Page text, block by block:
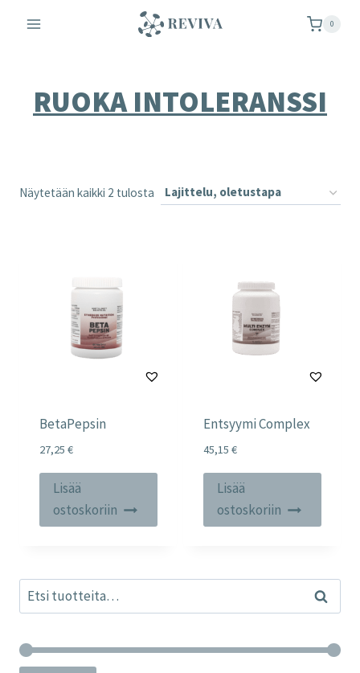
sisältöön
0
RUOKA INTOLERANSSI
Näytetään kaikki 2 tulosta
BetaPepsin
27,25 €
Lisää
ostoskoriin
Entsyymi Complex
45,15 €
Lisää
ostoskoriin
Etsi: Haku